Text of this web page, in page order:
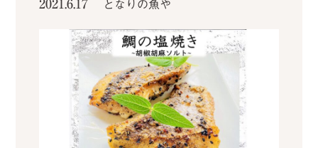
2021.6.17 となりの魚や